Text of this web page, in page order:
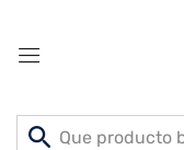
Inicio PRODUCTOS